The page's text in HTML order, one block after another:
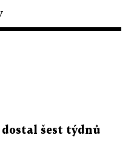
šest týdnů